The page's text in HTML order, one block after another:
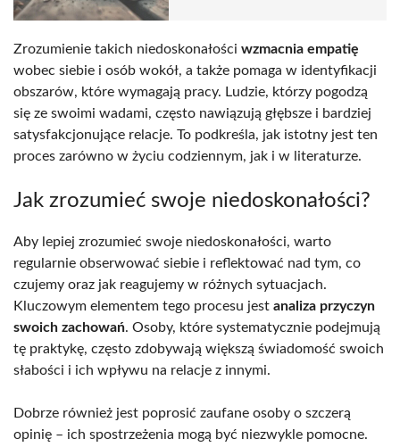
Zrozumienie takich niedoskonałości wzmacnia empatię
wobec siebie i osób wokół, a także pomaga w identyfikacji
obszarów, które wymagają pracy. Ludzie, którzy pogodzą
się ze swoimi wadami, często nawiązują głębsze i bardziej
satysfakcjonujące relacje. To podkreśla, jak istotny jest ten
proces zarówno w życiu codziennym, jak i w literaturze.
Jak zrozumieć swoje niedoskonałości?
Aby lepiej zrozumieć swoje niedoskonałości, warto
regularnie obserwować siebie i reflektować nad tym, co
czujemy oraz jak reagujemy w różnych sytuacjach.
Kluczowym elementem tego procesu jest analiza przyczyn
swoich zachowań. Osoby, które systematycznie podejmują
tę praktykę, często zdobywają większą świadomość swoich
słabości i ich wpływu na relacje z innymi.
Dobrze również jest poprosić zaufane osoby o szczerą
opinię – ich spostrzeżenia mogą być niezwykle pomocne.